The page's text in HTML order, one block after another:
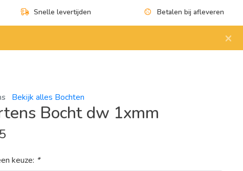
Snelle levertijden Betalen bij afleveren
×
Bekijk alles Bochten
Bocht dw 1xmm
keuze: *